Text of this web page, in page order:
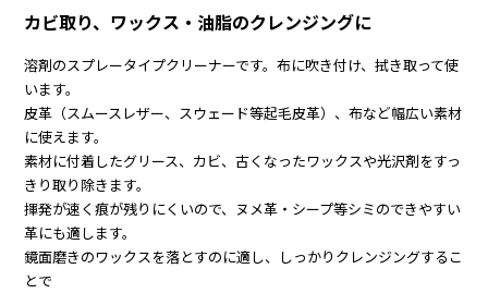
カビ取り、ワックス・油脂のクレンジングに
溶剤のスプレータイプクリーナーです。布に吹き付け、拭き取って使
います。
皮革（スムースレザー、スウェード等起毛皮革）、布など幅広い素材
に使えます。
素材に付着したグリース、カビ、古くなったワックスや光沢剤をすっ
きり取り除きます。
揮発が速く痕が残りにくいので、ヌメ革・シープ等シミのできやすい
革にも適します。
鏡面磨きのワックスを落とすのに適し、しっかりクレンジングするこ
とで